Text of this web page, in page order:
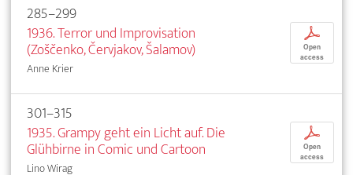
285–299
1936. Terror und Improvisation
(Zoščenko, Červjakov, Šalamov)
Anne Krier
p
Open
access
301–315
1935. Grampy geht ein Licht auf. Die
Glühbirne in Comic und Cartoon
Lino Wirag
p
Open
access